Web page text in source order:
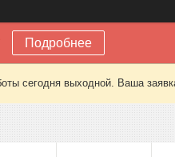
Подробнее
сегодня выходной. Ваша